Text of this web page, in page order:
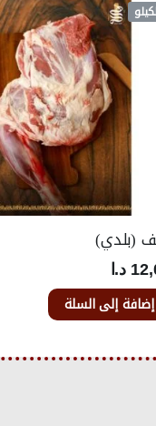
(بلدي)
د.ا
إضافة إلى السلة